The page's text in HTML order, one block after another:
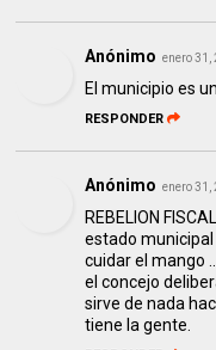
Anónimo enero 31,
El municipio es
RESPONDER
Anónimo enero 31,
REBELION
estado
cuidar el mango ....
el concejo
sirve de nada
tiene la gente.